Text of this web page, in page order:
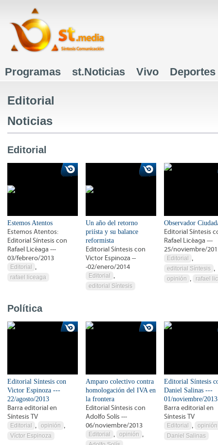
Menú principal
Programas st.Noticias Vivo Deportes
Editorial
Noticias
Editorial
Estemos Atentos
Estemos Atentos:
Editorial Síntesis con
Rafael Licéaga ---
03/febrero/2013
Editorial
,
rafael liceaga
Un año del retorno
priísta y su balance
reformista
Editorial Síntesis con
Victor Espinoza --
-02/enero/2014
Editorial
,
editorial Síntesis
Observador
Editorial Síntesis
Rafael Licéaga ---
25/noviembre/
Editorial
,
editorial Síntesis ,
opinión , rafael
Política
Editorial Síntesis con
Victor Espinoza ---
22/agosto/2013
Barra editorial en
Síntesis TV
Editorial , opinión ,
Víctor Espinoza
Amparo colectivo contra
homologación del IVA en
la frontera
Editorial Síntesis con
Adolfo Solís ---
06/noviembre/2013
Editorial , opinión ,
Editorial Síntesis
Daniel Salinas ---
01/noviembre/2013
Barra editorial en
Síntesis TV
Editorial ,
opinión
Daniel Salinas